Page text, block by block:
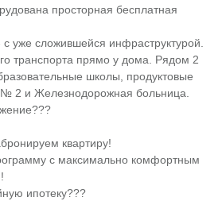
просторная бесплатная
уже сложившейся инфраструктурой.
транспорта прямо у дома. Рядом 2
школы, продуктовые
2 и Железнодорожная больница.
квартиру!
с максимально комфортным
ипотеку???